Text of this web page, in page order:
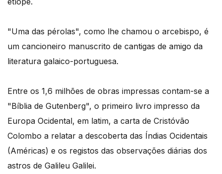
"Uma das pérolas", como lhe chamou o arcebispo, é
um cancioneiro manuscrito de cantigas de amigo da
literatura galaico-portuguesa.
Entre os 1,6 milhões de obras impressas contam-se a
"Bíblia de Gutenberg", o primeiro livro impresso da
Europa Ocidental, em latim, a carta de Cristóvão
Colombo a relatar a descoberta das Índias Ocidentais
(Américas) e os registos das observações diárias dos
astros de Galileu Galilei.